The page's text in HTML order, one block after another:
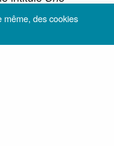
siècle
à la
de La
même, des cookies